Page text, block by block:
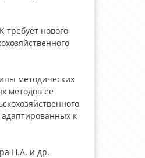
нового
методических
методов ее
адаптированных к
Н.А. и др.